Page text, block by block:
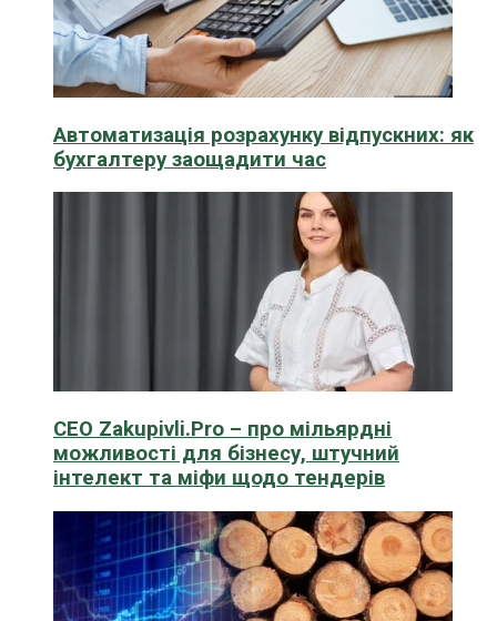
Автоматизація розрахунку відпускних: як
бухгалтеру заощадити час
CEO Zakupivli.Pro – про мільярдні
можливості для бізнесу, штучний
інтелект та міфи щодо тендерів